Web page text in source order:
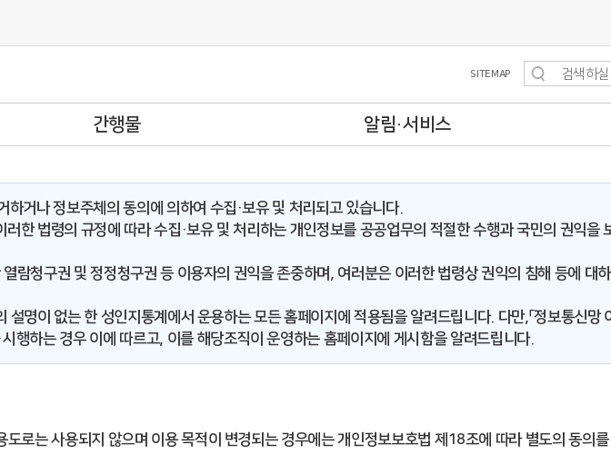
SITEMAP
간행물 알림·서비스
거나 정보주체의 동의에 의하여 수집·보유 및 처리되고 있습니다.
한 법령의 규정에 따라 수집·보유 및 처리하는 개인정보를 공공업무의 적절한 수행과 국민의 권익을
람청구권 및 정정청구권 등 이용자의 권익을 존중하며, 여러분은 이러한 법령상 권익의 침해 등에 대
명이 없는 한 성인지통계에서 운용하는 모든 홈페이지에 적용됨을 알려드립니다. 다만,「정보통신망
행하는 경우 이에 따르고, 이를 해당조직이 운영하는 홈페이지에 게시함을 알려드립니다.
로는 사용되지 않으며 이용 목적이 변경되는 경우에는 개인정보보호법 제18조에 따라 별도의 동의